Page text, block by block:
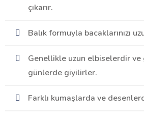
çıkarır.
Balık formuyla bacaklarınızı
Genellikle uzun elbiselerdir
günlerde giyilirler.
Farklı kumaşlarda ve